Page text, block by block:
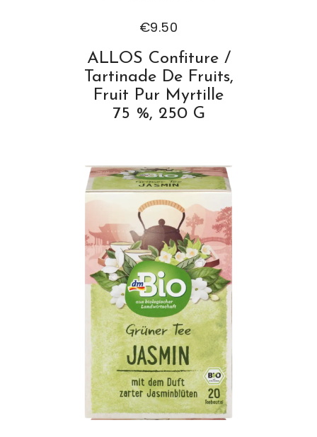
€9.50
ALLOS Confiture /
Tartinade De Fruits,
Fruit Pur Myrtille
75 %, 250 G